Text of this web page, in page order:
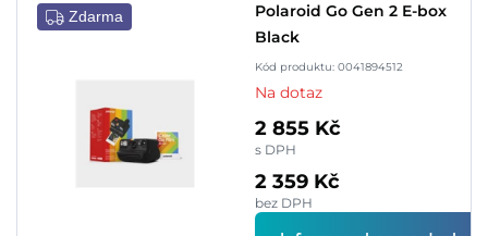
Zdarma
Polaroid Go Gen 2 E-box
Black
Kód produktu: 0041894512
Na dotaz
2 855 Kč
s DPH
2 359 Kč
bez DPH